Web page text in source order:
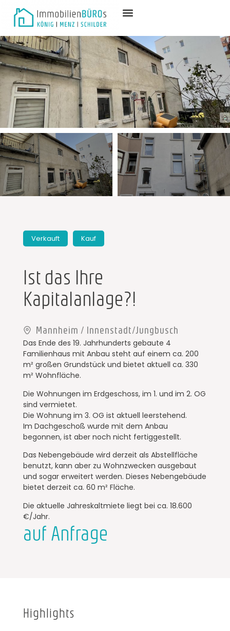
Verkauft Kauf
Ist das Ihre
Kapitalanlage?!
Mannheim / Innenstadt/Jungbusch
Das Ende des 19. Jahrhunderts gebaute 4
Familienhaus mit Anbau steht auf einem ca. 200
m² großen Grundstück und bietet aktuell ca. 330
m² Wohnfläche.
Die Wohnungen im Erdgeschoss, im 1. und im 2. OG
sind vermietet.
Die Wohnung im 3. OG ist aktuell leerstehend.
Im Dachgeschoß wurde mit dem Anbau
begonnen, ist aber noch nicht fertiggestellt.
Das Nebengebäude wird derzeit als Abstellfläche
benutzt, kann aber zu Wohnzwecken ausgebaut
und sogar erweitert werden. Dieses Nebengebäude
bietet derzeit ca. 60 m² Fläche.
Die aktuelle Jahreskaltmiete liegt bei ca. 18.600
€/Jahr.
auf Anfrage
Highlights